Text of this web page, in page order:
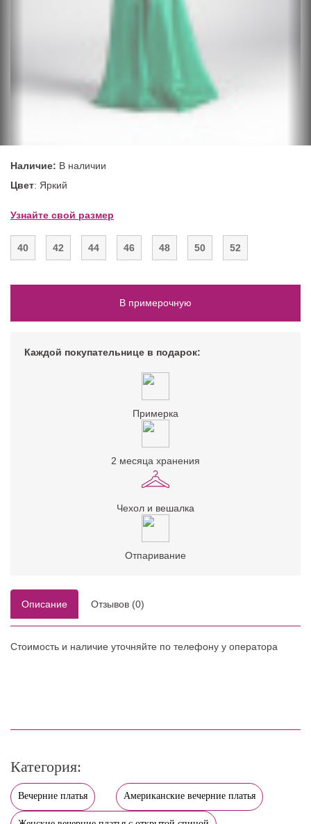
Наличие: В наличии
Цвет: Яркий
Узнайте свой размер
40 42 44 46 48 50 52
В примерочную
Каждой покупательнице в подарок:
Примерка
2 месяца хранения
Чехол и вешалка
Отпаривание
Описание Отзывов (0)
Стоимость и наличие уточняйте по телефону у оператора
Категория:
Вечерние платья Американские вечерние платья